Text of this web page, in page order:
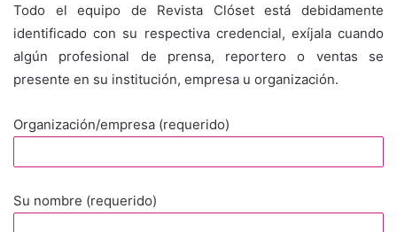
Todo el equipo de Revista Clóset está debidamente
identificado con su respectiva credencial, exíjala cuando
algún profesional de prensa, reportero o ventas se
presente en su institución, empresa u organización.
Organización/empresa (requerido)
Su nombre (requerido)